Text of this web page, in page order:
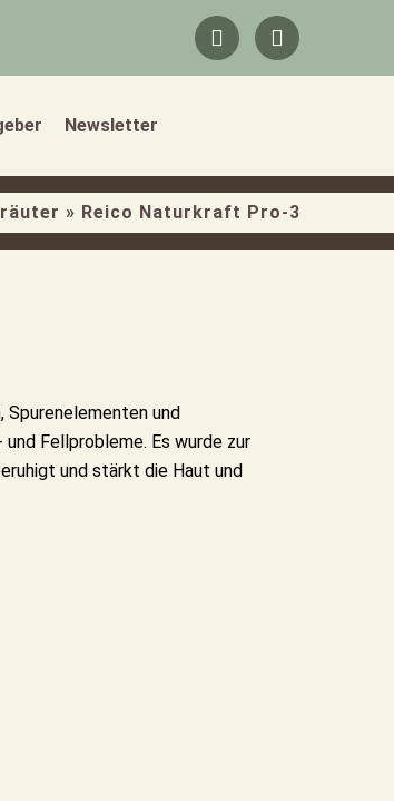
F
a
c
k
-
f
I
n
s
a
m
Newsletter
» Reico Naturkraft Pro-3
Spurenelementen und
Fellprobleme. Es wurde zur
und stärkt die Haut und